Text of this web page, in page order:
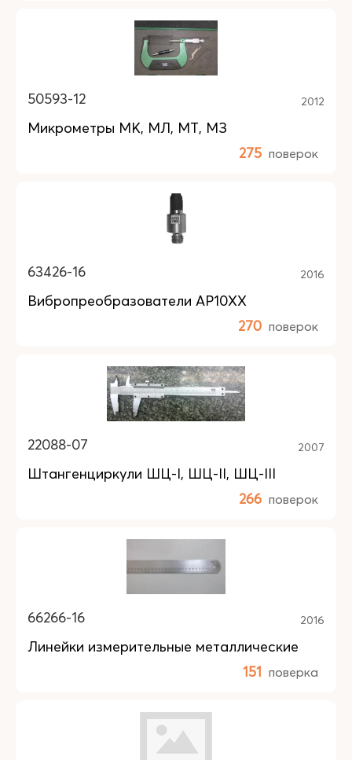
50593-12 2012
Микрометры МК, МЛ, МТ, МЗ
275 поверок
63426-16 2016
Вибропреобразователи АР10XX
270 поверок
22088-07 2007
Штангенциркули ШЦ-I, ШЦ-II, ШЦ-III
266 поверок
66266-16 2016
Линейки измерительные металлические
151 поверка